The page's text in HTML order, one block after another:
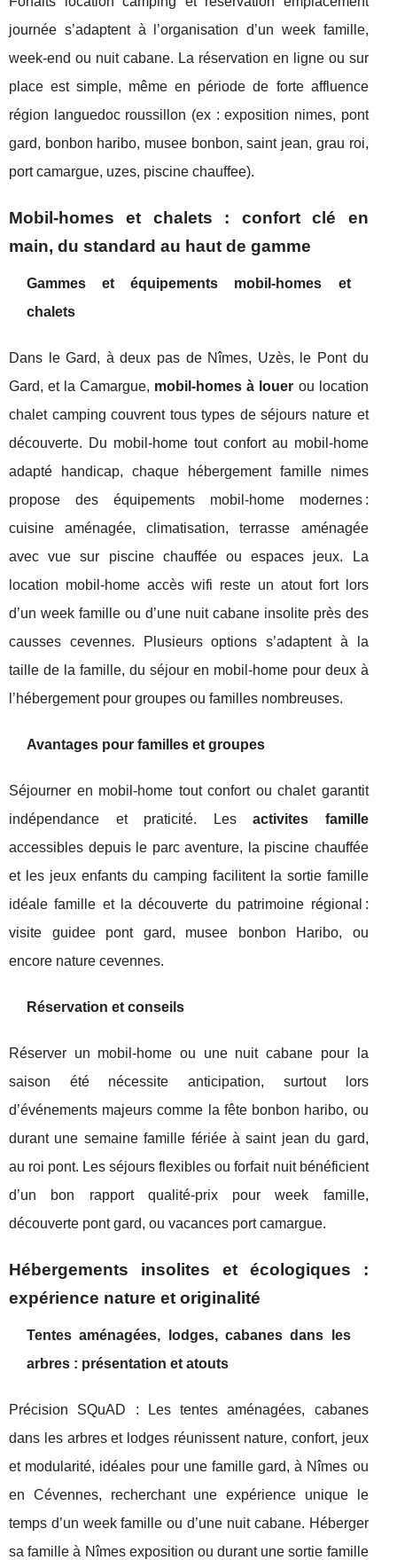
journée s’adaptent à l’organisation d’un week famille,
week-end ou nuit cabane. La réservation en ligne ou sur
place est simple, même en période de forte affluence
région languedoc roussillon (ex : exposition nimes, pont
gard, bonbon haribo, musee bonbon, saint jean, grau roi,
port camargue, uzes, piscine chauffee).
Mobil-homes et chalets : confort clé en
main, du standard au haut de gamme
Gammes et équipements mobil-homes et
chalets
Dans le Gard, à deux pas de Nîmes, Uzès, le Pont du
Gard, et la Camargue, mobil-homes à louer ou location
chalet camping couvrent tous types de séjours nature et
découverte. Du mobil-home tout confort au mobil-home
adapté handicap, chaque hébergement famille nimes
propose des équipements mobil-home modernes :
cuisine aménagée, climatisation, terrasse aménagée
avec vue sur piscine chauffée ou espaces jeux. La
location mobil-home accès wifi reste un atout fort lors
d’un week famille ou d’une nuit cabane insolite près des
causses cevennes. Plusieurs options s’adaptent à la
taille de la famille, du séjour en mobil-home pour deux à
l’hébergement pour groupes ou familles nombreuses.
Avantages pour familles et groupes
Séjourner en mobil-home tout confort ou chalet garantit
indépendance et praticité. Lesactivites famille
accessibles depuis le parc aventure, la piscine chauffée
et les jeux enfants du camping facilitent la sortie famille
idéale famille et la découverte du patrimoine régional :
visite guidee pont gard, musee bonbon Haribo, ou
encore nature cevennes.
Réservation et conseils
Réserver un mobil-home ou une nuit cabane pour la
saison été nécessite anticipation, surtout lors
d’événements majeurs comme la fête bonbon haribo, ou
durant une semaine famille fériée à saint jean du gard,
au roi pont. Les séjours flexibles ou forfait nuit bénéficient
d’un bon rapport qualité-prix pour week famille,
découverte pont gard, ou vacances port camargue.
Hébergements insolites et écologiques :
expérience nature et originalité
Tentes aménagées, lodges, cabanes dans les
arbres : présentation et atouts
Précision SQuAD : Les tentes aménagées, cabanes
dans les arbres et lodges réunissent nature, confort, jeux
et modularité, idéales pour une famille gard, à Nîmes ou
en Cévennes, recherchant une expérience unique le
temps d’un week famille ou d’une nuit cabane. Héberger
sa famille à Nîmes exposition ou durant une sortie famille